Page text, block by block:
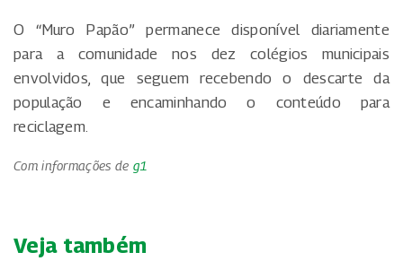
O “Muro Papão” permanece disponível diariamente
para a comunidade nos dez colégios municipais
envolvidos, que seguem recebendo o descarte da
população e encaminhando o conteúdo para
reciclagem.
Com informações de g1
Veja também